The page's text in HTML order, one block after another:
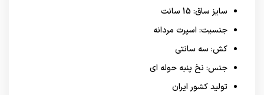
سایز ساق: 15 سانت
جنسیت: اسپرت مردانه
کش: سه سانتی
جنس: نخ پنبه حوله ای
تولید کشور ایران